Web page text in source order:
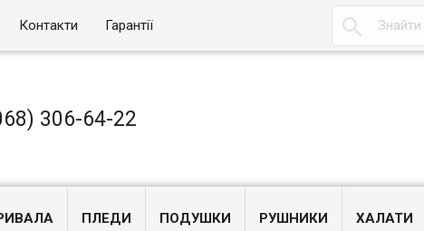
Контакти Гарантії 
306-64-22
ПЛЕДИ ПОДУШКИ РУШНИКИ ХАЛАТИ